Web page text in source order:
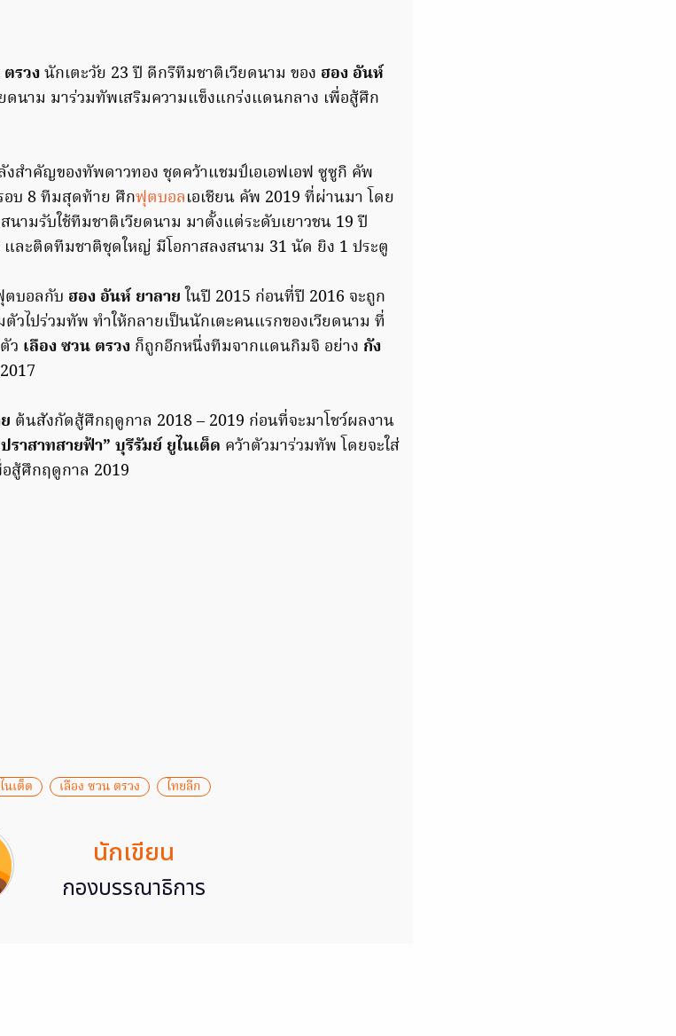
รวงนักเตะวัย 23 ปี ดีกรีทีมชาติเวียดนาม ของ ฮอง อันห์
ดนาม มาร่วมทัพเสริมความแข็งแกร่งแดนกลาง เพื่อสู้ศึก
งสำคัญของทัพดาวทอง ชุดคว้าแชมป์เอเอฟเอฟ ซูซูกิ คัพ
อบ 8 ทีมสุดท้าย ศึกฟุตบอลเอเชียน คัพ 2019 ที่ผ่านมา โดย
นามรับใช้ทีมชาติเวียดนาม มาตั้งแต่ระดับเยาวชน 19 ปี
ละติดทีมชาติชุดใหญ่ มีโอกาสลงสนาม 31 นัด ยิง 1 ประตู
ตบอลกับ ฮอง อันห์ ยาลาย ในปี 2015 ก่อนที่ปี 2016 จะถูก
วไปร่วมทัพ ทำให้กลายเป็นนักเตะคนแรกของเวียดนาม ที่
ว เลือง ซวน ตรวง ก็ถูกอีกหนึ่งทีมจากแดนกิมจิ อย่าง กัง
ต้นสังกัดสู้ศึกฤดูกาล 2018 – 2019 ก่อนที่จะมาโชว์ผลงาน
ราสาทสายฟ้า” บุรีรัมย์ ยูไนเต็ด คว้าตัวมาร่วมทัพ โดยจะใส่
สู้ศึกฤดูกาล 2019
นเต็ด เลือง ซวน ตรวง ไทยลีก
นักเขียน
กองบรรณาธิการ